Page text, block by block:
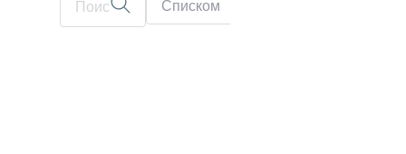
Списком